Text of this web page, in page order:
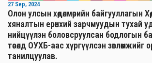
27 Sep, 2024
Олон улсын хөдөлмөрийн байгууллагын
хяналтын ерөнхий зарчмуудын тухай
нийцүүлэн боловсруулсан бодлогын
төсөлд ОУХБ-аас хүргүүлсэн зөвлөмжийг
танилцуулав.